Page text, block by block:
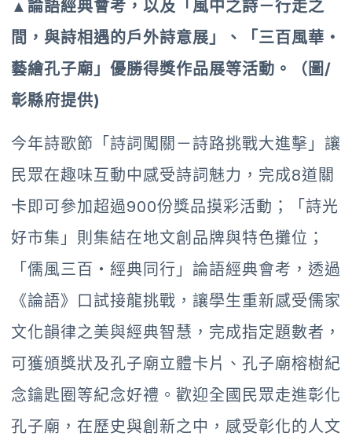
▲論語經典會考，以及「風中之詩－行走之
間，與詩相遇的戶外詩意展」、「三百風華・
藝繪孔子廟」優勝得獎作品展等活動。（圖/
彰縣府提供)
今年詩歌節「詩詞闖關－詩路挑戰大進擊」讓
民眾在趣味互動中感受詩詞魅力，完成8道關
卡即可參加超過900份獎品摸彩活動；「詩光
好市集」則集結在地文創品牌與特色攤位；
「儒風三百・經典同行」論語經典會考，透過
《論語》口試接龍挑戰，讓學生重新感受儒家
文化韻律之美與經典智慧，完成指定題數者，
可獲頒獎狀及孔子廟立體卡片、孔子廟榕樹紀
念鑰匙圈等紀念好禮。歡迎全國民眾走進彰化
孔子廟，在歷史與創新之中，感受彰化的人文